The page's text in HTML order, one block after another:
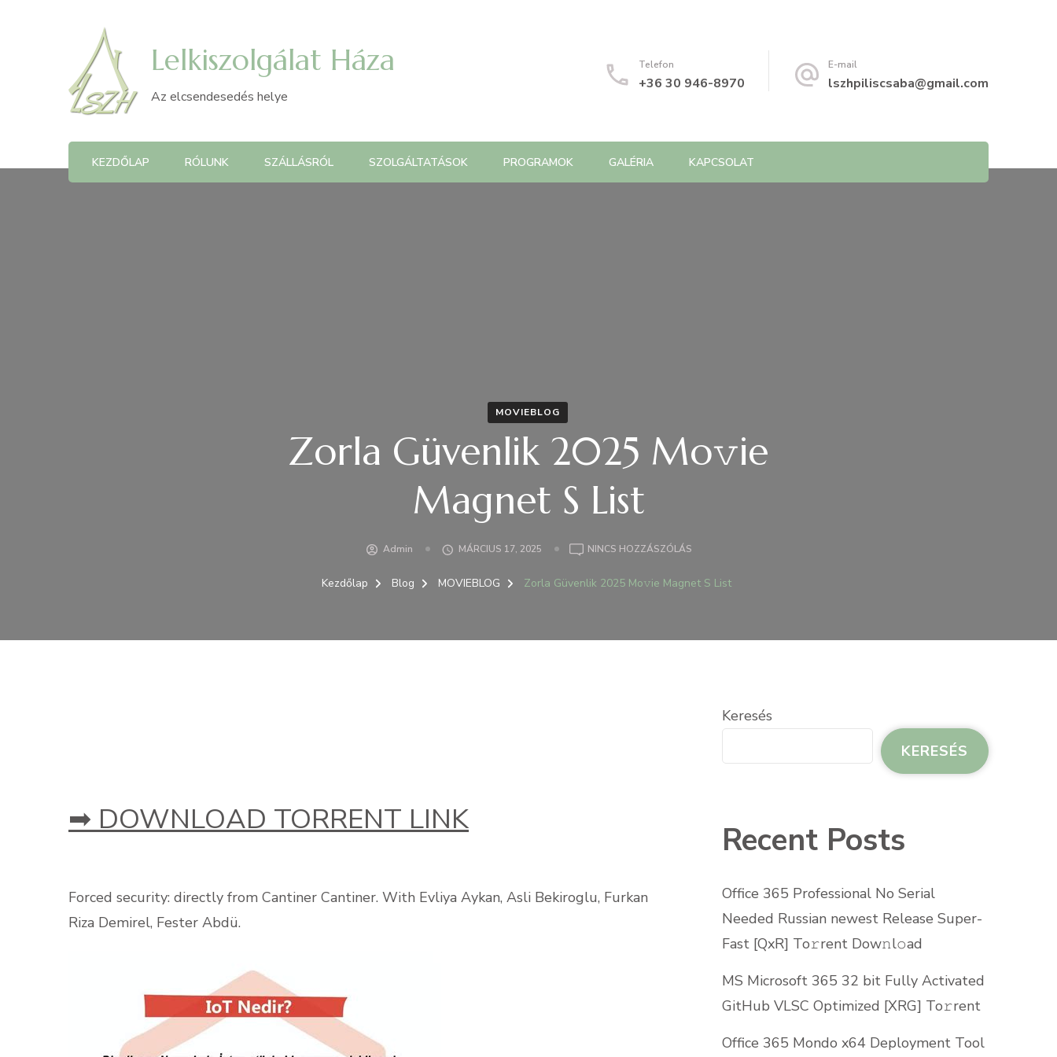
Lelkiszolgálat Háza
Az elcsendesedés helye
Telefon
+36 30 946-8970
E-mail
lszhpiliscsaba@gmail.com
KEZDŐLAP RÓLUNK SZÁLLÁSRÓL SZOLGÁLTATÁSOK PROGRAMOK GALÉRIA KAPCSOLAT
MOVIEBLOG
Zorla Güvenlik 2025 Mo𝚟ie
Magnet S List
Admin MÁRCIUS 17, 2025 NINCS HOZZÁSZÓLÁS
GÜVENLIK
Kezdőlap Blog MOVIEBLOG Zorla Güvenlik 2025 Mo𝚟ie Magnet S List
➡ DOWNLOAD TORRENT LINK
Forced security: directly from Cantiner Cantiner. With Evliya Aykan, Asli Bekiroglu, Furkan
Riza Demirel, Fester Abdü.
Keresés
KERESÉS
Recent Posts
Office 365 Professional No Serial
Needed Russian newest Release Super-
Fast [QxR] To𝚛rent Dow𝚗l𝚘ad
MS Microsoft 365 32 bit Fully Activated
GitHub VLSC Optimized [XRG] To𝚛rent
Office 365 Mondo x64 Deployment Tool